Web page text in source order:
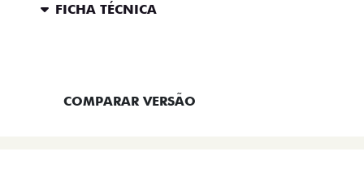
FICHA TÉCNICA
COMPARAR VERSÃO